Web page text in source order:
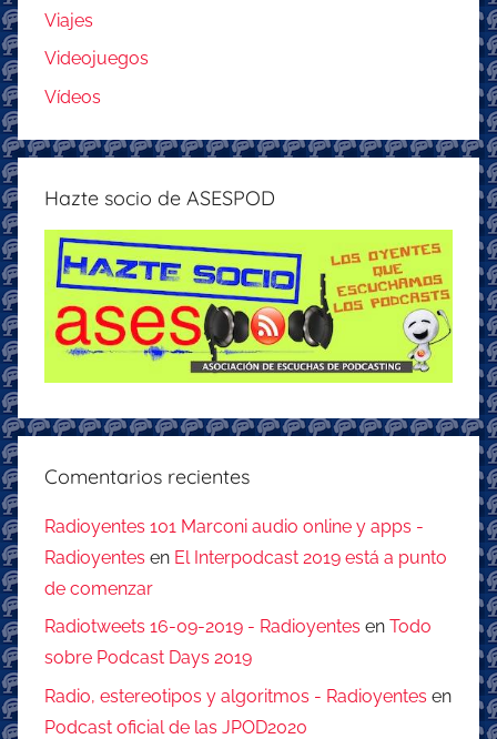
Viajes
Videojuegos
Vídeos
Hazte socio de ASESPOD
Comentarios recientes
Radioyentes 101 Marconi audio online y apps -
Radioyentes en El Interpodcast 2019 está a punto
de comenzar
Radiotweets 16-09-2019 - Radioyentes en Todo
sobre Podcast Days 2019
Radio, estereotipos y algoritmos - Radioyentes en
Podcast oficial de las JPOD2020